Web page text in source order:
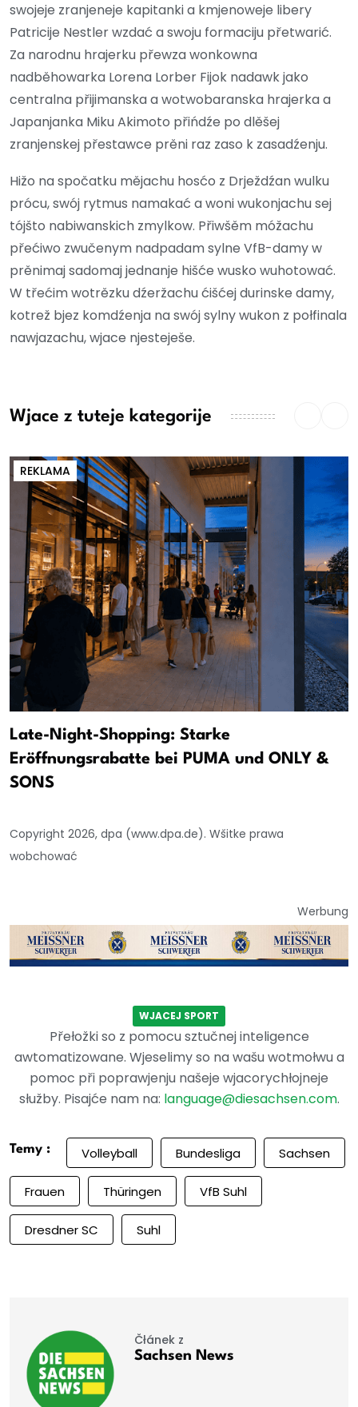
swojeje zranjeneje kapitanki a kmjenoweje libery
Patricije Nestler wzdać a swoju formaciju přetwarić.
Za narodnu hrajerku přewza wonkowna
nadběhowarka Lorena Lorber Fijok nadawk jako
centralna přijimanska a wotwobaranska hrajerka a
Japanjanka Miku Akimoto přińdźe po dlěšej
zranjenskej přestawce prěni raz zaso k zasadźenju.
Hižo na spočatku mějachu hosćo z Drježdźan wulku
prócu, swój rytmus namakać a woni wukonjachu sej
tójšto nabiwanskich zmylkow. Přiwšěm móžachu
přećiwo zwučenym nadpadam sylne VfB-damy w
prěnimaj sadomaj jednanje hišće wusko wuhotować.
W třećim wotrězku dźeržachu ćišćej durinske damy,
kotrež bjez komdźenja na swój sylny wukon z połfinala
nawjazachu, wjace njesteješe.
Wjace z tuteje kategorije
REKLAMA
Late-Night-Shopping: Starke
Eröffnungsrabatte bei PUMA und ONLY &
SONS
Copyright 2026, dpa (www.dpa.de). Wšitke prawa
wobchować
Werbung
WJACEJ SPORT
Přełožki so z pomocu sztučnej inteligence
awtomatizowane. Wjeselimy so na wašu wotmołwu a
pomoc při poprawjenju našeje wjacorychłojneje
słužby. Pisajće nam na: language@diesachsen.com.
Temy : Volleyball Bundesliga Sachsen
Frauen Thüringen VfB Suhl
Dresdner SC Suhl
Čłánek z
Sachsen News